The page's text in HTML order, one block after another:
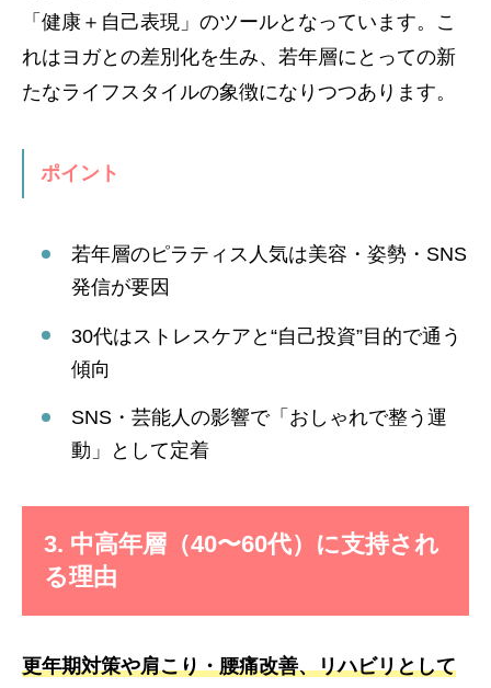
「健康＋自己表現」のツールとなっています。こ
れはヨガとの差別化を生み、若年層にとっての新
たなライフスタイルの象徴になりつつあります。
ポイント
若年層のピラティス人気は美容・姿勢・SNS
発信が要因
30代はストレスケアと“自己投資”目的で通う
傾向
SNS・芸能人の影響で「おしゃれで整う運
動」として定着
3. 中高年層（40〜60代）に支持され
る理由
更年期対策や肩こり・腰痛改善、リハビリとして